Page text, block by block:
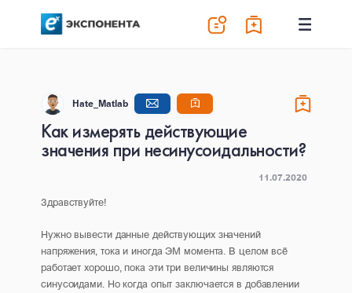
Hate_Matlab
Как измерять действующие
значения при несинусоидальности?
11.07.2020
Здравствуйте!
Нужно вывести данные действующих значений
напряжения, тока и иногда ЭМ момента. В целом всё
работает хорошо, пока эти три величины являются
синусоидами. Но когда опыт заключается в добавлении